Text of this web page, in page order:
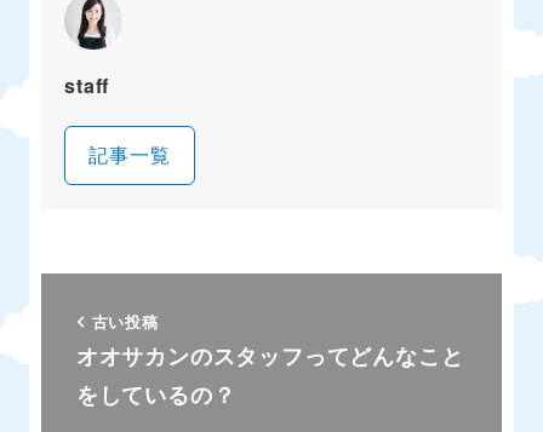
staff
記事一覧
古い投稿
オオサカンのスタッフってどんなこと
をしているの？